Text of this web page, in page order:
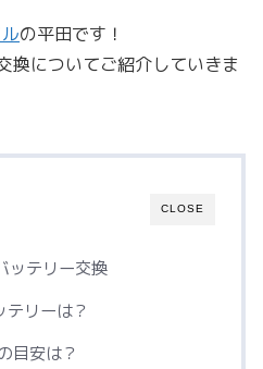
の平田です！
換についてご紹介していきま
CLOSE
ッテリー交換
リーは？
目安は？